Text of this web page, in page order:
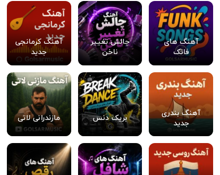
آهنگ های
فانک
چالش تغییر
ناخن
آهنگ کرمانجی
جدید
آهنگ بندری
جدید
بریک دنس مازندرانی لاتی